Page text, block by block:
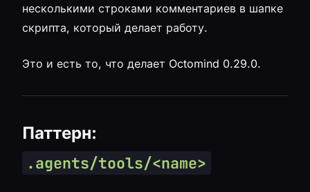
несколькими строками комментариев в шапке
скрипта, который делает работу.
Это и есть то, что делает Octomind 0.29.0.
Паттерн:
.agents/tools/<name>